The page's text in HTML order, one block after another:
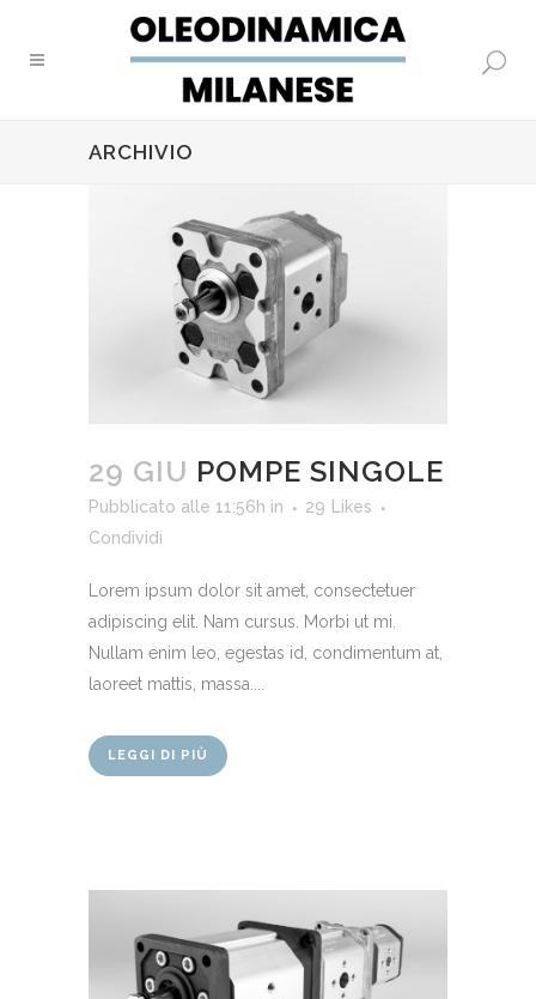
ARCHIVIO
29 GIU POMPE SINGOLE
Pubblicato alle 11:56h in 29
Likes
Condividi
Lorem ipsum dolor sit amet, consectetuer
adipiscing elit. Nam cursus. Morbi ut mi.
Nullam enim leo, egestas id, condimentum at,
laoreet mattis, massa....
LEGGI DI PIÙ